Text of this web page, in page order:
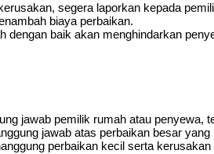
segera laporkan kepada
biaya perbaikan.
dengan baik akan menghindarkan
jawab pemilik rumah atau penyewa,
jawab atas perbaikan besar
perbaikan kecil serta kerusakan